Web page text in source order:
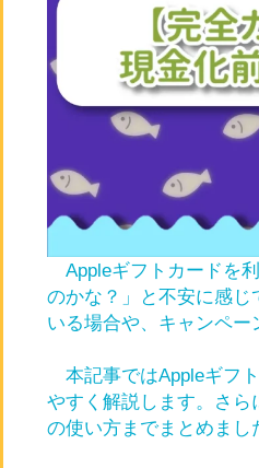
Appleギフトカードを
のかな？」と不安に感
いる場合や、キャンペー
本記事ではAppleギフ
やすく解説します。さら
の使い方までまとめまし